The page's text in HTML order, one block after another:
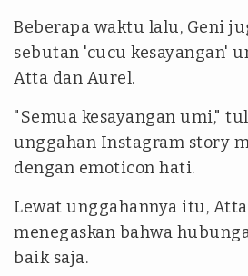
Beberapa waktu lalu, Geni
sebutan 'cucu kesayangan'
Atta dan Aurel.
"Semua kesayangan umi,"
unggahan Instagram story
dengan emoticon hati.
Lewat unggahannya itu,
menegaskan bahwa
baik saja.